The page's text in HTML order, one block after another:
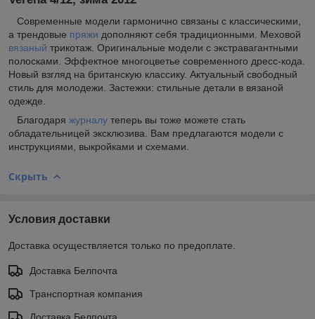
Современные модели гармонично связаны с классическими,
а трендовые пряжи дополняют себя традиционными. Меховой
вязаный трикотаж. Оригинальные модели с экстравагантными
полосками. Эффектное многоцветье современного дресс-кода.
Новый взгляд на британскую классику. Актуальный свободный
стиль для молодежи. Застежки: стильные детали в вязаной
одежде.
Благодаря журналу теперь вы тоже можете стать
обладательницей эксклюзива. Вам предлагаются модели с
инструкциями, выкройками и схемами.
Скрыть
Условия доставки
Доставка осуществляется только по предоплате.
Доставка Белпочта
Транспортная компания
Доставка Белпочта